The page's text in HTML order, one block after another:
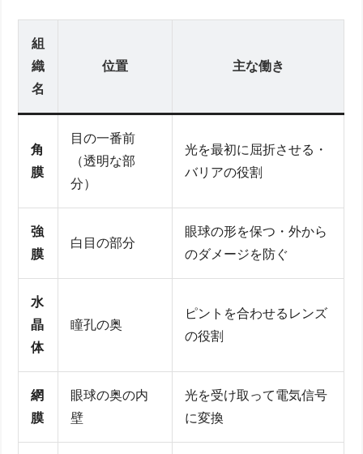
組
織
名
位置 主な働き
角
膜
目の一番前
（透明な部
分）
光を最初に屈折させる・
バリアの役割
強
膜
白目の部分
眼球の形を保つ・外から
のダメージを防ぐ
水
晶
体
瞳孔の奥
ピントを合わせるレンズ
の役割
網
膜
眼球の奥の内
壁
光を受け取って電気信号
に変換